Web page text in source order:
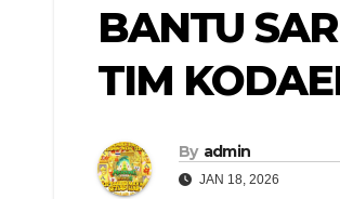
BANTU
TIM
By admin
JAN 18, 2026